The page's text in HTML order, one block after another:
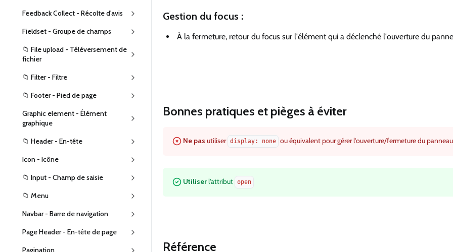
Feedback Collect - Récolte d'avis
Fieldset - Groupe de champs
📁 File upload - Téléversement de
fichier
📁 Filter - Filtre
📁 Footer - Pied de page
Graphic element - Élément
graphique
📁 Header - En-tête
Icon - Icône
📁 Input - Champ de saisie
📁 Menu
Navbar - Barre de navigation
Page Header - En-tête de page
Pagination
Gestion du focus :
À la fermeture, retour du focus sur l'élément qui a déclenché l'ouverture du
Bonnes pratiques et pièges à éviter
Ne pas utiliser display: none ou équivalent pour gérer l’ouverture/fermeture du panneau
Utiliserl’attribut open
Référence